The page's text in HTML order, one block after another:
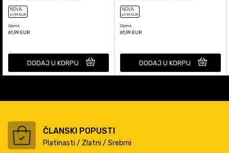
NOVA
61,99 EUR
Cijena
61,99 EUR
DODAJ U KORPU
NOVA
61,99 EUR
Cijena
61,99 EUR
DODAJ U KORPU
ČLANSKI POPUSTI
Platinasti / Zlatni / Srebrni